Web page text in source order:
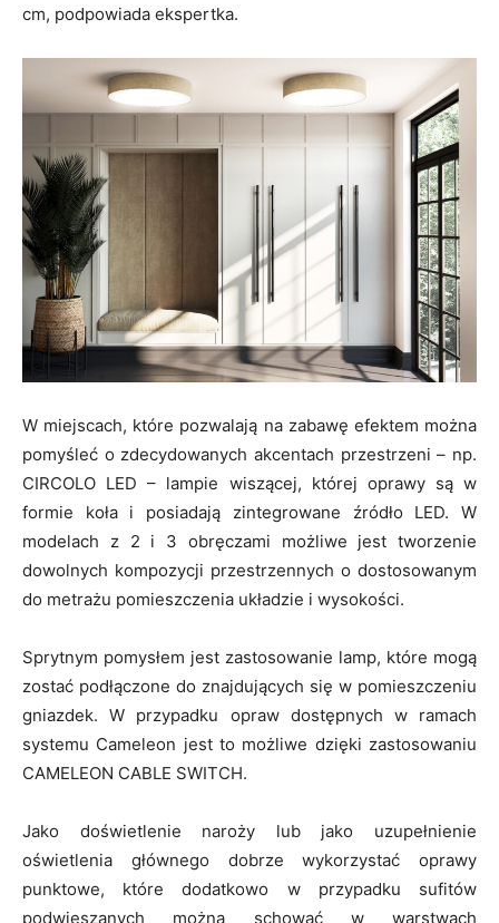
cm, podpowiada ekspertka.
W miejscach, które pozwalają na zabawę efektem można
pomyśleć o zdecydowanych akcentach przestrzeni – np.
CIRCOLO LED – lampie wiszącej, której oprawy są w
formie koła i posiadają zintegrowane źródło LED. W
modelach z 2 i 3 obręczami możliwe jest tworzenie
dowolnych kompozycji przestrzennych o dostosowanym
do metrażu pomieszczenia układzie i wysokości.
Sprytnym pomysłem jest zastosowanie lamp, które mogą
zostać podłączone do znajdujących się w pomieszczeniu
gniazdek. W przypadku opraw dostępnych w ramach
systemu Cameleon jest to możliwe dzięki zastosowaniu
CAMELEON CABLE SWITCH.
Jako doświetlenie naroży lub jako uzupełnienie
oświetlenia głównego dobrze wykorzystać oprawy
punktowe, które dodatkowo w przypadku sufitów
podwieszanych można schować w warstwach